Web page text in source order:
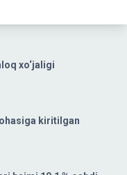
xo‘jaligi
kiritilgan